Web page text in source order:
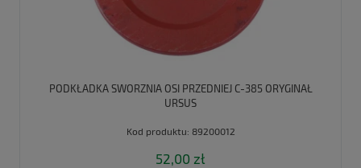
PODKŁADKA SWORZNIA OSI PRZEDNIEJ C-385 ORYGINAŁ
URSUS
Kod produktu: 89200012
52,00 zł